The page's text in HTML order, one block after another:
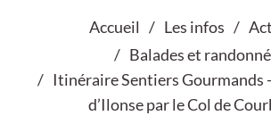
Accueil Les infos
Balades et
Itinéraire Sentiers Gourmands
d’Ilonse par le Col de